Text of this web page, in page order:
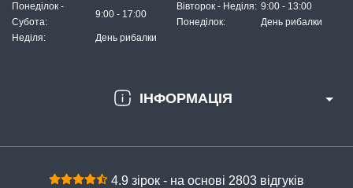
ІНФОРМАЦІЯ
Понеділок -
Субота:
9:00 - 17:00
Неділя: День рибалки
Вівторок - Неділя: 9:00 - 13:00
Понеділок:
День рибалки
4.9 зірок - на основі 2803 відгуків